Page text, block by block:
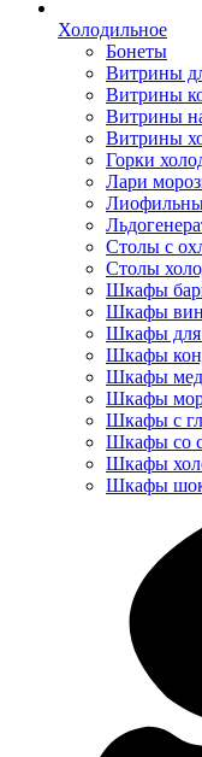
Холодильное
Бонеты
Витрины
Витрины
Витрины
Витрины
Горки
Лари
Столы с
Столы
Шкафы
Шкафы
Шкафы для
Шкафы
Шкафы
Шкафы
Шкафы с
Шкафы со
Шкафы
Шкафы